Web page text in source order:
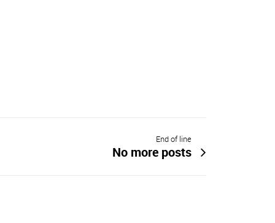
End of line
No more posts